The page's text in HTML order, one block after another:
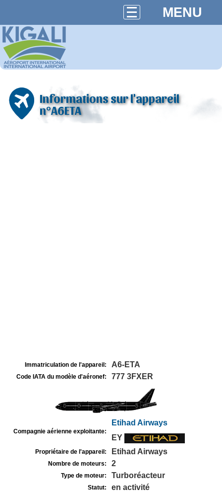
MENU
Informations sur l'appareil
n°A6ETA
Immatriculation de l'appareil: A6-ETA
Code IATA du modèle d'aéronef: 777 3FXER
Compagnie aérienne exploitante:
Etihad Airways
EY
Propriétaire de l'appareil: Etihad Airways
Nombre de moteurs: 2
Type de moteur: Turboréacteur
Statut: en activité